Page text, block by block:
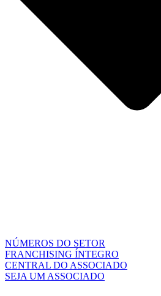
NÚMEROS DO SETOR
FRANCHISING ÍNTEGRO
CENTRAL DO ASSOCIADO
SEJA UM ASSOCIADO